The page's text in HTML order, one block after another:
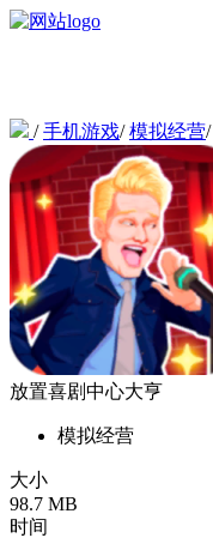
/手机游戏/模拟经营/
放置喜剧中心大亨
模拟经营
大小
98.7 MB
时间